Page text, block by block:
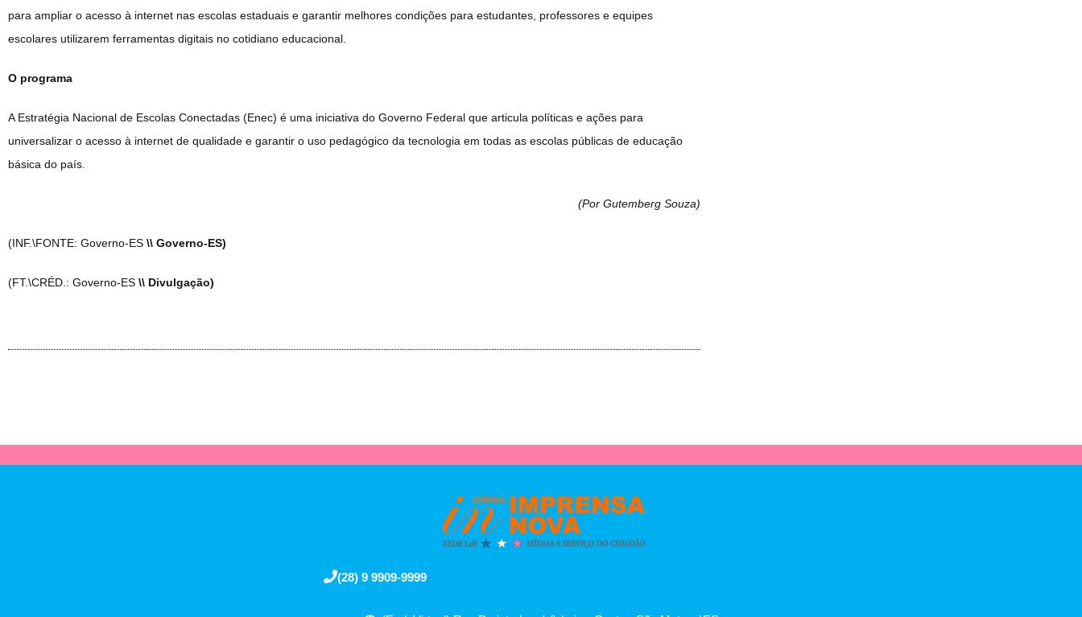
para ampliar o acesso à internet nas escolas estaduais e garantir melhores condições para estudantes, professores e equipes
escolares utilizarem ferramentas digitais no cotidiano educacional.
O programa
A Estratégia Nacional de Escolas Conectadas (Enec) é uma iniciativa do Governo Federal que articula políticas e ações para
universalizar o acesso à internet de qualidade e garantir o uso pedagógico da tecnologia em todas as escolas públicas de educação
básica do país.
(Por Gutemberg Souza)
(INF.\FONTE: Governo-ES \\ Governo-ES)
(FT.\CRÉD.: Governo-ES \\ Divulgação)
(28) 9 9909-9999